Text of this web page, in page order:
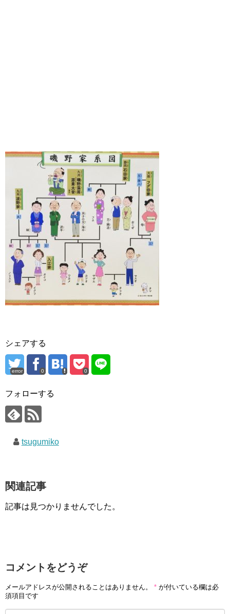
シェアする
error 0 0
フォローする
tsugumiko
関連記事
記事は見つかりませんでした。
コメントをどうぞ
メールアドレスが公開されることはありません。 * が付いている欄は必
須項目です